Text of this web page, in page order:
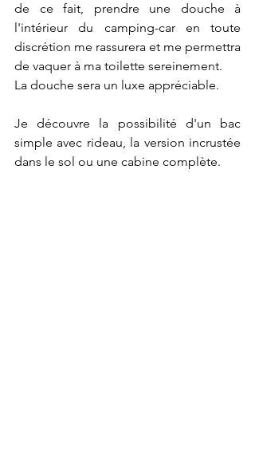
de ce fait, prendre une douche à
l'intérieur du camping-car en toute
discrétion me rassurera et me permettra
de vaquer à ma toilette sereinement.
La douche sera un luxe appréciable.
Je découvre la possibilité d'un bac
simple avec rideau, la version incrustée
dans le sol ou une cabine complète.